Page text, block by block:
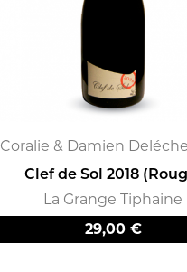
Coralie & Damien
Clef de Sol 2018
La Grange Tiphaine
Prix
29,00 €